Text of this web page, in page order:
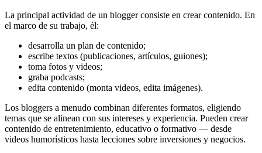
La principal actividad de un blogger consiste en crear contenido. En
el marco de su trabajo, él:
desarrolla un plan de contenido;
escribe textos (publicaciones, artículos, guiones);
toma fotos y videos;
graba podcasts;
edita contenido (monta videos, edita imágenes).
Los bloggers a menudo combinan diferentes formatos, eligiendo
temas que se alinean con sus intereses y experiencia. Pueden crear
contenido de entretenimiento, educativo o formativo — desde
videos humorísticos hasta lecciones sobre inversiones y negocios.